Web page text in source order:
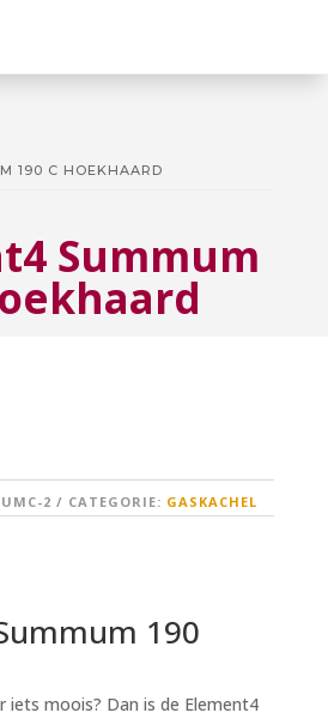
190 C HOEKHAARD
Summum
2 CATEGORIE: GASKACHEL
190
iets moois? Dan is de Element4